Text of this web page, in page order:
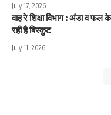
July 17, 2026
वाह रे शिक्षा विभाग : अंडा व फल
रही है बिस्कुट
July 11, 2026